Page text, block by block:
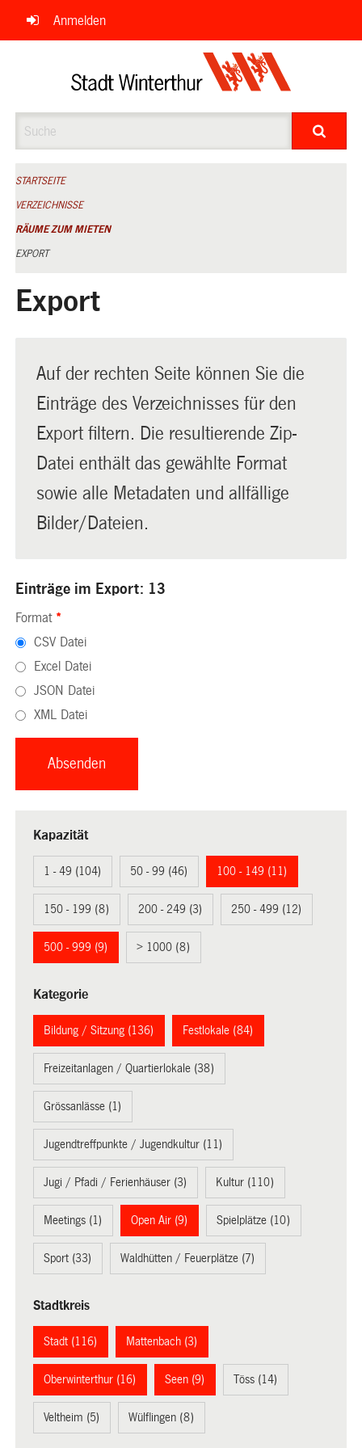
Navigation
überspringen
Anmelden
STARTSEITE
VERZEICHNISSE
RÄUME ZUM MIETEN
EXPORT
Export
Auf der rechten Seite können Sie die
Einträge des Verzeichnisses für den
Export filtern. Die resultierende Zip-
Datei enthält das gewählte Format
sowie alle Metadaten und allfällige
Bilder/Dateien.
Einträge im Export: 13
Format *
CSV Datei
Excel Datei
JSON Datei
XML Datei
Kapazität
1 - 49 (104) 50 - 99 (46) 100 - 149 (11)
150 - 199 (8) 200 - 249 (3) 250 - 499 (12)
500 - 999 (9) > 1000 (8)
Kategorie
Bildung / Sitzung (136) Festlokale (84)
Freizeitanlagen / Quartierlokale (38)
Grössanlässe (1)
Jugendtreffpunkte / Jugendkultur (11)
Jugi / Pfadi / Ferienhäuser (3) Kultur (110)
Meetings (1) Open Air (9) Spielplätze (10)
Sport (33) Waldhütten / Feuerplätze (7)
Stadtkreis
Stadt (116) Mattenbach (3)
Oberwinterthur (16) Seen (9) Töss (14)
Veltheim (5) Wülflingen (8)